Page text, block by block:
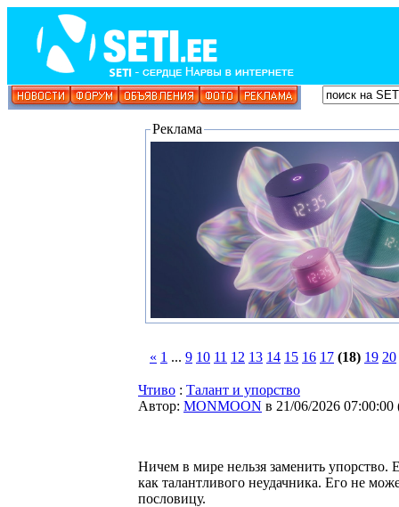
Реклама
« 1 ... 9 10 11 12 13 14 15 16 17 (18) 19 20
Чтиво : Талант и упорство
Автор: MONMOON в 21/06/2026 07:00:00
Ничем в мире нельзя заменить упорство.
как талантливого неудачника. Его не
пословицу.